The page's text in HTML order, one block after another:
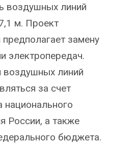
воздушных линий
м. Проект
замену
электропередач.
воздушных линий
за счет
России, а также
бюджета.